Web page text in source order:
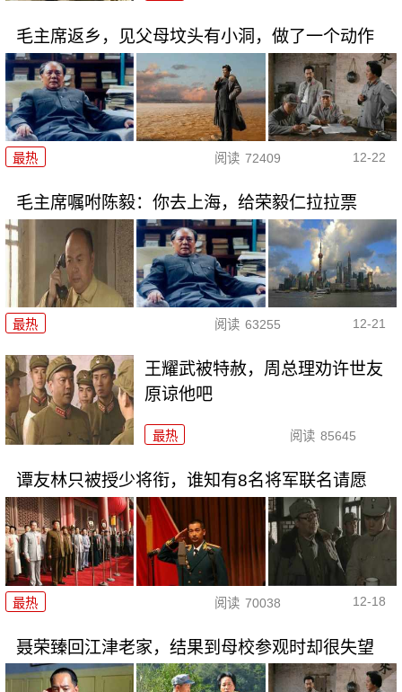
毛主席返乡，见父母坟头有小洞，做了一个动作
最热 阅读 72409 12-22
毛主席嘱咐陈毅：你去上海，给荣毅仁拉拉票
最热 阅读 63255 12-21
王耀武被特赦，周总理劝许世友
原谅他吧
最热 阅读 85645
谭友林只被授少将衔，谁知有8名将军联名请愿
最热 阅读 70038 12-18
聂荣臻回江津老家，结果到母校参观时却很失望